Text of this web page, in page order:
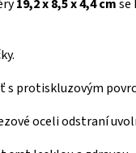
19,2 x 8,5 x 4,4 cmse
s protiskluzovým
oceli odstraní